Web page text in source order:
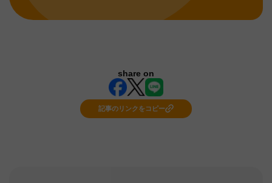
share on
記事のリンクをコピー